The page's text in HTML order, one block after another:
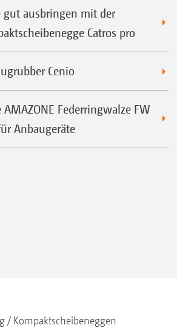
gut ausbringen mit der
Catros pro
Cenio
AMAZONE Federringwalze FW
Anbaugeräte
Kompaktscheibeneggen